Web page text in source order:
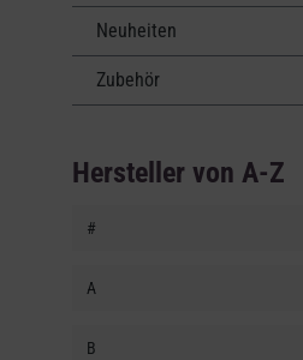
Neuheiten
Zubehör
Hersteller von A-Z
#
A
B